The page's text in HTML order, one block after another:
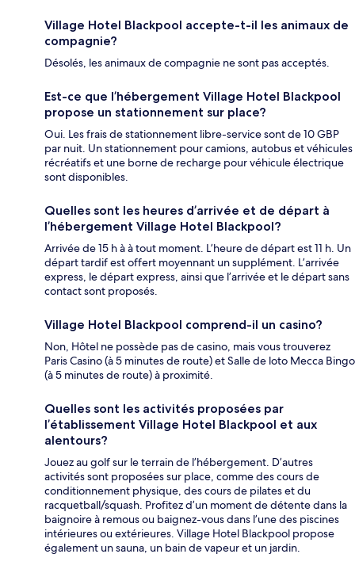
Village Hotel Blackpool accepte-t-il les animaux de
compagnie?
Désolés, les animaux de compagnie ne sont pas acceptés.
Est-ce que l’hébergement Village Hotel Blackpool
propose un stationnement sur place?
Oui. Les frais de stationnement libre-service sont de 10 GBP
par nuit. Un stationnement pour camions, autobus et véhicules
récréatifs et une borne de recharge pour véhicule électrique
sont disponibles.
Quelles sont les heures d’arrivée et de départ à
l’hébergement Village Hotel Blackpool?
Arrivée de 15 h à à tout moment. L’heure de départ est 11 h. Un
départ tardif est offert moyennant un supplément. L’arrivée
express, le départ express, ainsi que l’arrivée et le départ sans
contact sont proposés.
Village Hotel Blackpool comprend-il un casino?
Non, Hôtel ne possède pas de casino, mais vous trouverez
Paris Casino (à 5 minutes de route) et Salle de loto Mecca Bingo
(à 5 minutes de route) à proximité.
Quelles sont les activités proposées par
l’établissement Village Hotel Blackpool et aux
alentours?
Jouez au golf sur le terrain de l’hébergement. D’autres
activités sont proposées sur place, comme des cours de
conditionnement physique, des cours de pilates et du
racquetball/squash. Profitez d’un moment de détente dans la
baignoire à remous ou baignez-vous dans l’une des piscines
intérieures ou extérieures. Village Hotel Blackpool propose
également un sauna, un bain de vapeur et un jardin.